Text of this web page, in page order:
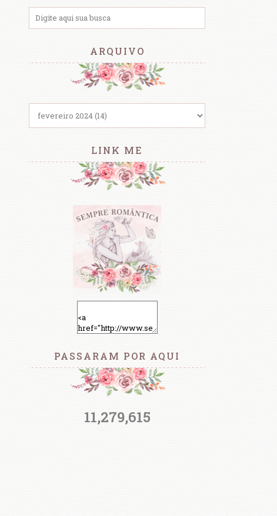
ARQUIVO
LINK ME
PASSARAM POR AQUI
11,279,615